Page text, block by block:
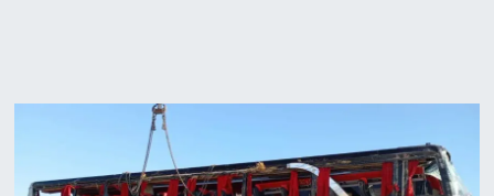
Son Dakika Haberleri
Haber Arşivi